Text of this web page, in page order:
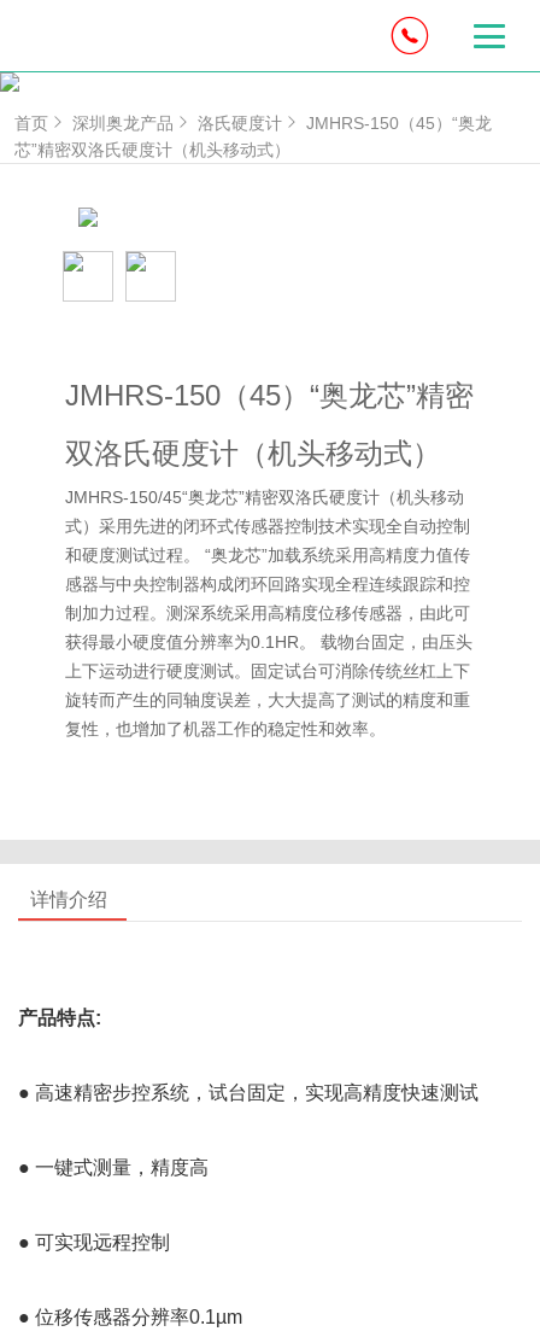
首页 深圳奥龙产品 洛氏硬度计
JMHRS-150（45）“奥龙
芯”精密双洛氏硬度计（机头移动式）
JMHRS-150（45）“奥龙芯”精密
双洛氏硬度计（机头移动式）
JMHRS-150/45“奥龙芯”精密双洛氏硬度计（机头移动
式）采用先进的闭环式传感器控制技术实现全自动控制
和硬度测试过程。 “奥龙芯”加载系统采用高精度力值传
感器与中央控制器构成闭环回路实现全程连续跟踪和控
制加力过程。测深系统采用高精度位移传感器，由此可
获得最小硬度值分辨率为0.1HR。 载物台固定，由压头
上下运动进行硬度测试。固定试台可消除传统丝杠上下
旋转而产生的同轴度误差，大大提高了测试的精度和重
复性，也增加了机器工作的稳定性和效率。
详情介绍
产品特点:
● 高速精密步控系统，试台固定，实现高精度快速测试
● 一键式测量，精度高
● 可实现远程控制
● 位移传感器分辨率0.1µm